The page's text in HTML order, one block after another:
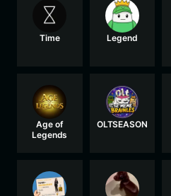
Time Legend
Age of
Legends
OLTSEASON